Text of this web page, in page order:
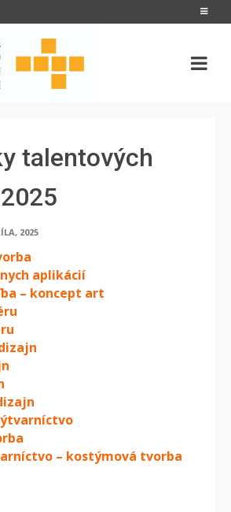
talentových
2025
aplikácií
– koncept art
– kostýmová tvorba